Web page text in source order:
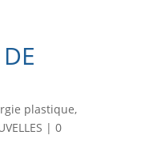
plastique,
| 0